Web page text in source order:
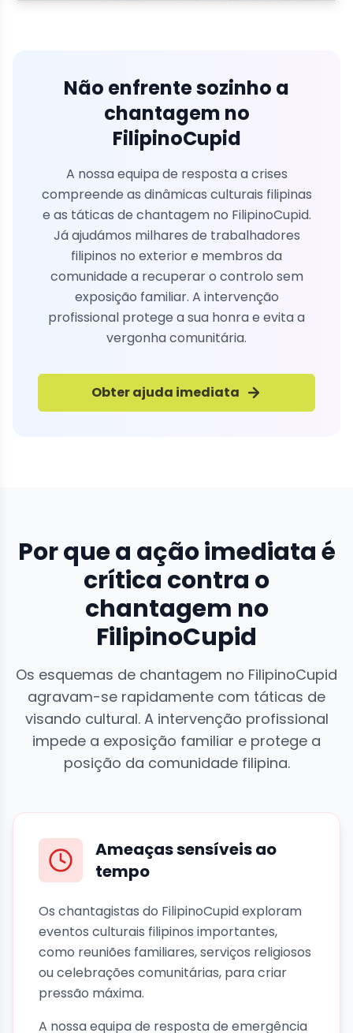
Não enfrente sozinho a
chantagem no
FilipinoCupid
A nossa equipa de resposta a crises
compreende as dinâmicas culturais filipinas
e as táticas de chantagem no FilipinoCupid.
Já ajudámos milhares de trabalhadores
filipinos no exterior e membros da
comunidade a recuperar o controlo sem
exposição familiar. A intervenção
profissional protege a sua honra e evita a
vergonha comunitária.
Obter ajuda imediata
Por que a ação imediata é
crítica contra o
chantagem no
FilipinoCupid
Os esquemas de chantagem no FilipinoCupid
agravam-se rapidamente com táticas de
visando cultural. A intervenção profissional
impede a exposição familiar e protege a
posição da comunidade filipina.
Ameaças sensíveis ao
tempo
Os chantagistas do FilipinoCupid exploram
eventos culturais filipinos importantes,
como reuniões familiares, serviços religiosos
ou celebrações comunitárias, para criar
pressão máxima.
A nossa equipa de resposta de emergência